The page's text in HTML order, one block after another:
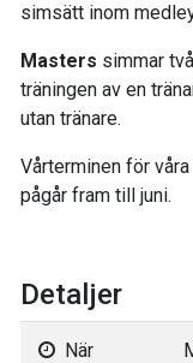
simsätt inom
Masters simmar
träningen av en
utan tränare.
Vårterminen för våra
pågår fram till juni.
Detaljer
När